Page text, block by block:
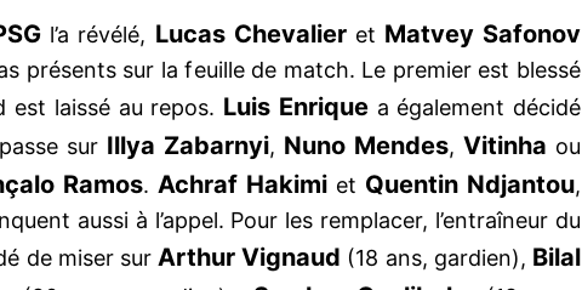
l’a révélé, Lucas Chevalieret Matvey Safonov
présents sur la feuille de match. Le premier est blessé
est laissé au repos. Luis Enriquea également décidé
sur Illya Zabarnyi, Nuno Mendes, Vitinha ou
Ramos. Achraf Hakimi et Quentin Ndjantou,
aussi à l’appel. Pour les remplacer, l’entraîneur du
de miser surArthur Vignaud (18 ans, gardien), Bilal